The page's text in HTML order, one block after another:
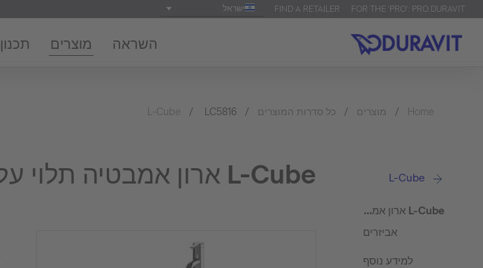
FOR THE 'PRO': PRO.DURAVIT
FIND A RETAILER ישראל
השראה מוצרים תכנון
Home מוצרים כל סדרות המוצרים L-Cube LC5816
L-Cube
L-Cube ארון אמבטיה תלוי על הקיר
אביזרים
למידע נוסף
L-Cube ארון אמבטיה תלוי על הקיר